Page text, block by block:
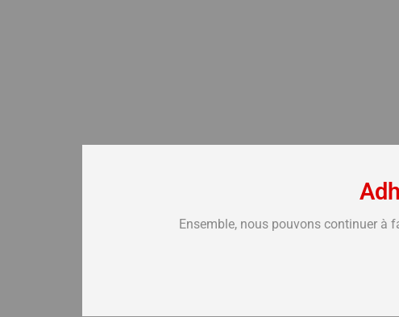
Ensemble, nous pouvons continuer à